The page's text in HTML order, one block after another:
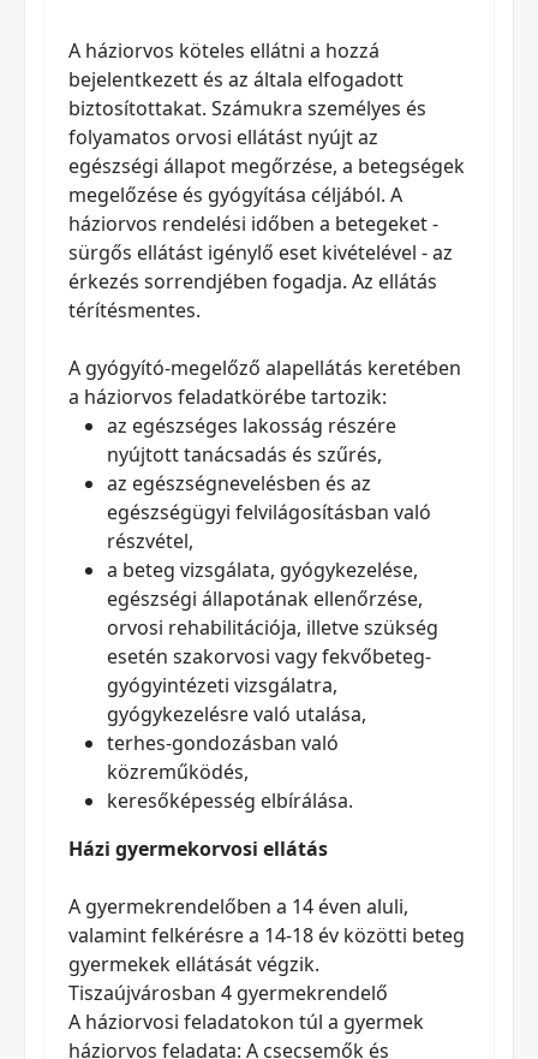
A háziorvos köteles ellátni a hozzá
bejelentkezett és az általa elfogadott
biztosítottakat. Számukra személyes és
folyamatos orvosi ellátást nyújt az
egészségi állapot megőrzése, a betegségek
megelőzése és gyógyítása céljából. A
háziorvos rendelési időben a betegeket -
sürgős ellátást igénylő eset kivételével - az
érkezés sorrendjében fogadja. Az ellátás
térítésmentes.
A gyógyító-megelőző alapellátás keretében
a háziorvos feladatkörébe tartozik:
az egészséges lakosság részére
nyújtott tanácsadás és szűrés,
az egészségnevelésben és az
egészségügyi felvilágosításban való
részvétel,
a beteg vizsgálata, gyógykezelése,
egészségi állapotának ellenőrzése,
orvosi rehabilitációja, illetve szükség
esetén szakorvosi vagy fekvőbeteg-
gyógyintézeti vizsgálatra,
gyógykezelésre való utalása,
terhes-gondozásban való
közreműködés,
keresőképesség elbírálása.
Házi gyermekorvosi ellátás
A gyermekrendelőben a 14 éven aluli,
valamint felkérésre a 14-18 év közötti beteg
gyermekek ellátását végzik.
Tiszaújvárosban 4 gyermekrendelő
A háziorvosi feladatokon túl a gyermek
háziorvos feladata: A csecsemők és